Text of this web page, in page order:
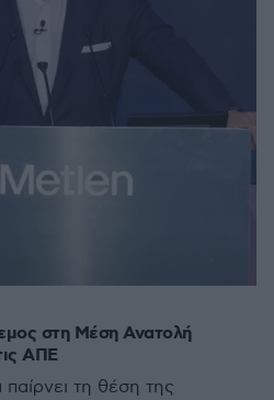
στη Μέση Ανατολή
ΑΠΕ
τη θέση της